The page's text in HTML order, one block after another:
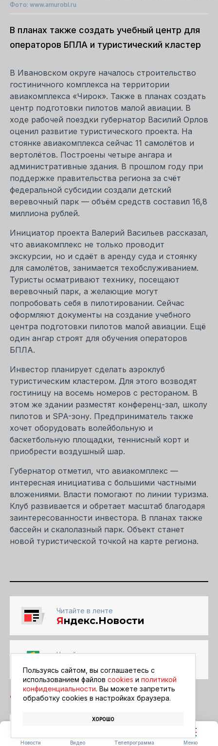
Новости Видео Телепрограмма Меню
Фото: www.amurobl.ru
В планах также создать учебный центр для
операторов БПЛА и туристический кластер
В Ивановском округе началось строительство
гостиничного комплекса на территории
авиакомплекса «Чирок». Также в планах создать
центр подготовки пилотов малой авиации. В
ходе рабочей поездки губернатор Василий Орлов
оценил развитие туристического проекта. На
стоянке авиакомплекса сейчас 11 самолётов и
вертолётов. Построены четыре ангара и
административные здания. В прошлом году при
поддержке правительства региона за счёт
федеральной субсидии создали детский
веревочный парк — объём средств составил 16,8
миллиона рублей.
Инициатор проекта Валерий Васильев рассказал,
что авиакомплекс не только проводит
экскурсии, но и сдаёт в аренду суда и стоянку
для самолётов, занимается техобслуживанием.
Туристы осматривают технику, посещают
веревочный парк, а желающие могут
попробовать себя в пилотировании. Сейчас
оформляют документы на создание учебного
центра подготовки пилотов малой авиации. Ещё
один ангар строят для обучения операторов
БПЛА.
Инвестор планирует сделать аэроклуб
туристическим кластером. Для этого возводят
гостиницу на восемь номеров с рестораном. В
этом же здании разместят конференц-зал, школу
пилотов и SPA-зону. Предприниматель также
хочет оборудовать волейбольную и
баскетбольную площадки, теннисный корт и
приобрести воздушный шар.
Губернатор отметил, что авиакомплекс —
интересная инициатива с большими частными
вложениями. Власти помогают по линии туризма.
Клуб развивается и обретает масштаб благодаря
заинтересованности инвестора. В планах также
бассейн и скалолазный парк. Объект станет
новой туристической точкой на карте региона.
Читайте в ленте
Яндекс.Новости
Читайте в ленте
ГОСТИНИЦЫ
Пользуясь сайтом, вы соглашаетесь с
использованием файлов cookies и политикой
конфиденциальности. Вы можете запретить
обработку сookies в настройках браузера.
ХОРОШО